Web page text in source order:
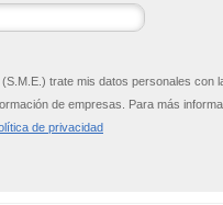
trate mis datos personales
de empresas. Para más
de privacidad